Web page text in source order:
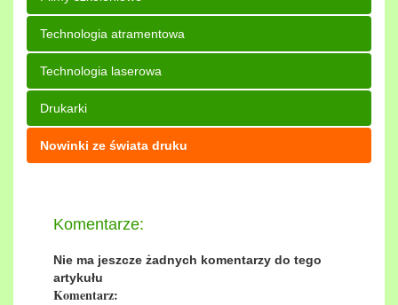
Technologia atramentowa
Technologia laserowa
Drukarki
Nowinki ze świata druku
Komentarze:
Nie ma jeszcze żadnych komentarzy do tego
artykułu
Komentarz: